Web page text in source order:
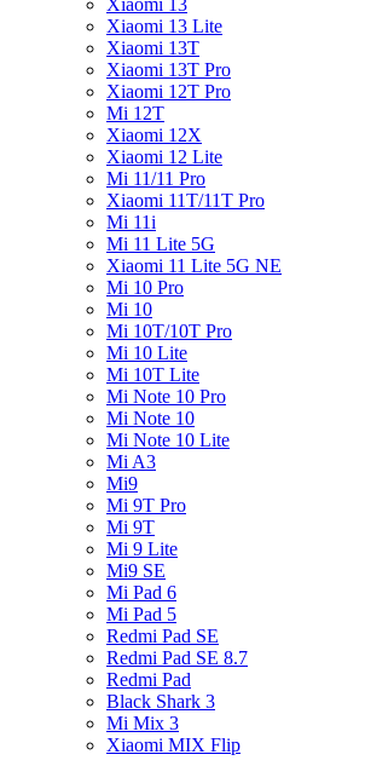
Xiaomi 13
Xiaomi 13 Lite
Xiaomi 13T
Xiaomi 13T Pro
Xiaomi 12T Pro
Mi 12T
Xiaomi 12X
Xiaomi 12 Lite
Mi 11/11 Pro
Xiaomi 11T/11T Pro
Mi 11i
Mi 11 Lite 5G
Xiaomi 11 Lite 5G NE
Mi 10 Pro
Mi 10
Mi 10T/10T Pro
Mi 10 Lite
Mi 10T Lite
Mi Note 10 Pro
Mi Note 10
Mi Note 10 Lite
Mi A3
Mi9
Mi 9T Pro
Mi 9T
Mi 9 Lite
Mi9 SE
Mi Pad 6
Mi Pad 5
Redmi Pad SE
Redmi Pad SE 8.7
Redmi Pad
Black Shark 3
Mi Mix 3
Xiaomi MIX Flip